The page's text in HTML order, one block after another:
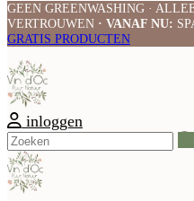
GEEN GREENWASHING ·
VERTROUWEN · VANAF NU:
GRATIS PRODUCTEN
inloggen